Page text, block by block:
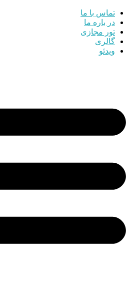
تماس با ما
در باره ما
تور مجازی
گالری
ویدئو